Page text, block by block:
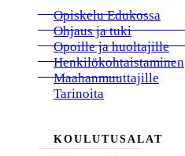
Opiskelu Edukossa
Ohjaus ja tuki
Opoille ja huoltajille
Henkilökohtaistaminen
Maahanmuuttajille
Tarinoita
KOULUTUSALAT